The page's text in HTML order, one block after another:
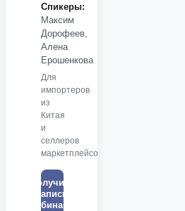
Спикеры:
Максим
Дорофеев,
Алена
Ерошенкова
Для
импортеров
из
Китая
и
селлеров
маркетплейсов
Получить
запись
вебинара